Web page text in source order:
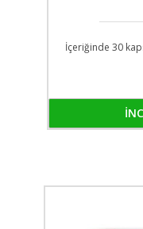
İçeriğinde 30